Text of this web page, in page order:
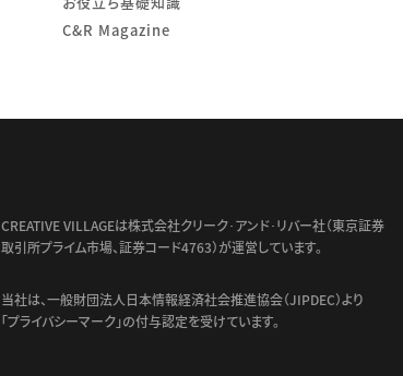
C&R Magazine
CREATIVE VILLAGEは株式会社クリーク･アンド･リバー社（東京証券
取引所プライム市場、証券コード4763）が運営しています。
当社は、一般財団法人日本情報経済社会推進協会（JIPDEC）より
「プライバシーマーク」の付与認定を受けています。